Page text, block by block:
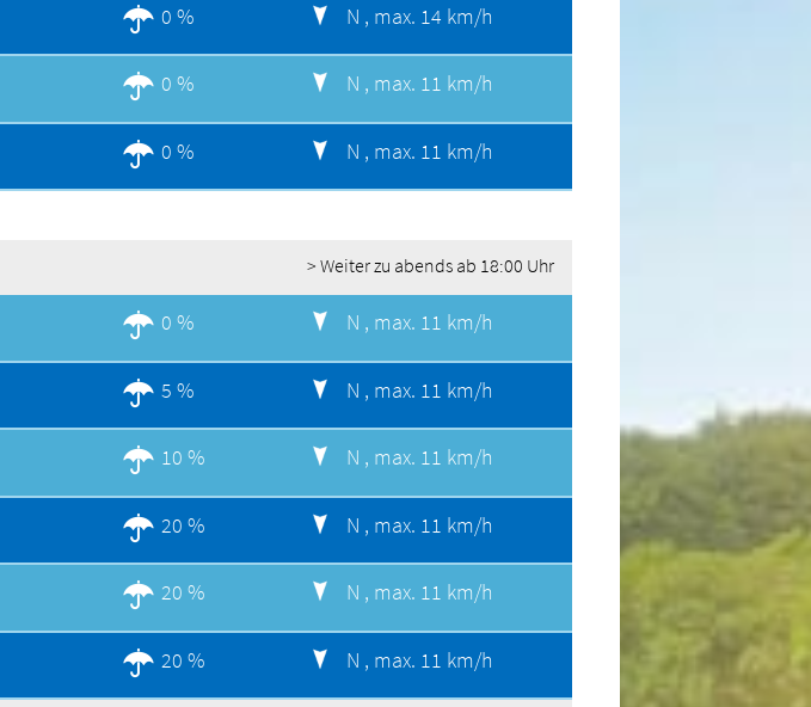
0 % N , max. 14 km/h
0 % N , max. 11 km/h
0 % N , max. 11 km/h
> Weiter zu abends ab 18:00 Uhr
0 % N , max. 11 km/h
5 % N , max. 11 km/h
10 % N , max. 11 km/h
20 % N , max. 11 km/h
20 % N , max. 11 km/h
20 % N , max. 11 km/h